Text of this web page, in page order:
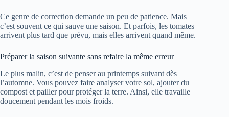
Ce genre de correction demande un peu de patience. Mais
c’est souvent ce qui sauve une saison. Et parfois, les tomates
arrivent plus tard que prévu, mais elles arrivent quand même.
Préparer la saison suivante sans refaire la même erreur
Le plus malin, c’est de penser au printemps suivant dès
l’automne. Vous pouvez faire analyser votre sol, ajouter du
compost et pailler pour protéger la terre. Ainsi, elle travaille
doucement pendant les mois froids.